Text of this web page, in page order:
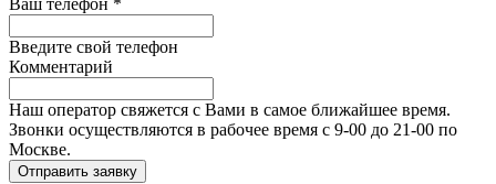
Ваш телефон *
Введите свой телефон
Комментарий
Наш оператор свяжется с Вами в самое ближайшее время.
Звонки осуществляются в рабочее время с 9-00 до 21-00 по
Москве.
Отправить заявку